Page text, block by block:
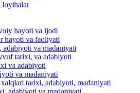
loyihalar
hayoti va ijodi
hayoti va faoliyati
adabiyoti va madaniyati
tarixi, va adabiyoti
va adabiyoti
va madaniyati
tarixi, adabiyoti, madaniyati